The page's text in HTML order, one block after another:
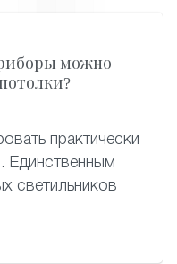
можно
практически
Единственным
светильников
Во избежание